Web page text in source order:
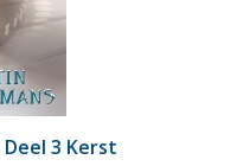
3 Kerst